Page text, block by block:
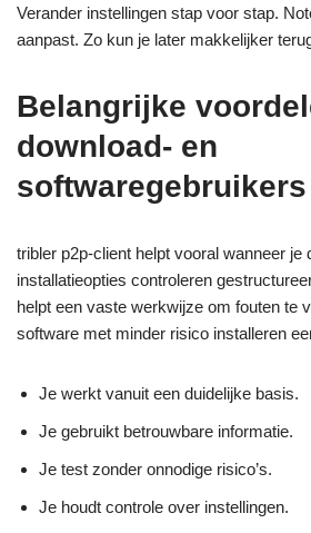
Verander instellingen stap voor stap.
aanpast. Zo kun je later makkelijker
Belangrijke
download- en
softwaregebruikers
tribler p2p-client helpt vooral wanneer je
installatieopties controleren
helpt een vaste werkwijze om fouten te
software met minder risico installeren
Je werkt vanuit een duidelijke basis.
Je gebruikt betrouwbare informatie.
Je test zonder onnodige risico’s.
Je houdt controle over instellingen.